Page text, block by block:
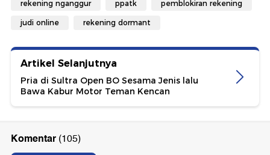
rekening nganggur ppatk pemblokiran rekening
judi online rekening dormant
Artikel Selanjutnya
Pria di Sultra Open BO Sesama Jenis lalu
Bawa Kabur Motor Teman Kencan